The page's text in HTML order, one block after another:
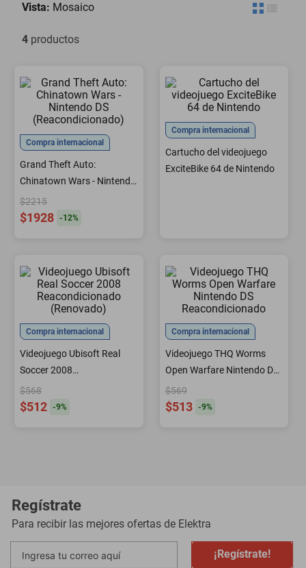
Vista: Mosaico
4 productos
Compra internacional
Grand Theft Auto:
Chinatown Wars - Nintendo
DS (Reacondicionado)
$2215
$1928 -12%
Compra internacional
Cartucho del videojuego
ExciteBike 64 de Nintendo
Compra internacional
Videojuego Ubisoft Real
Soccer 2008
Reacondicionado
(Renovado)
$568
$512 -9%
Compra internacional
Videojuego THQ Worms
Open Warfare Nintendo DS
Reacondicionado
$569
$513 -9%
Regístrate
Para recibir las mejores ofertas de Elektra
¡Regístrate!